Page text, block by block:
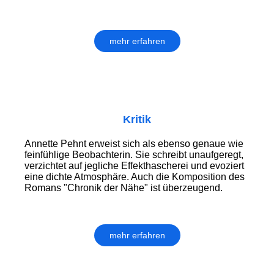
mehr erfahren
Kritik
Annette Pehnt erweist sich als ebenso genaue wie
feinfühlige Beobachterin. Sie schreibt unaufgeregt,
verzichtet auf jegliche Effekthascherei und evoziert
eine dichte Atmosphäre. Auch die Komposition des
Romans "Chronik der Nähe" ist überzeugend.
mehr erfahren